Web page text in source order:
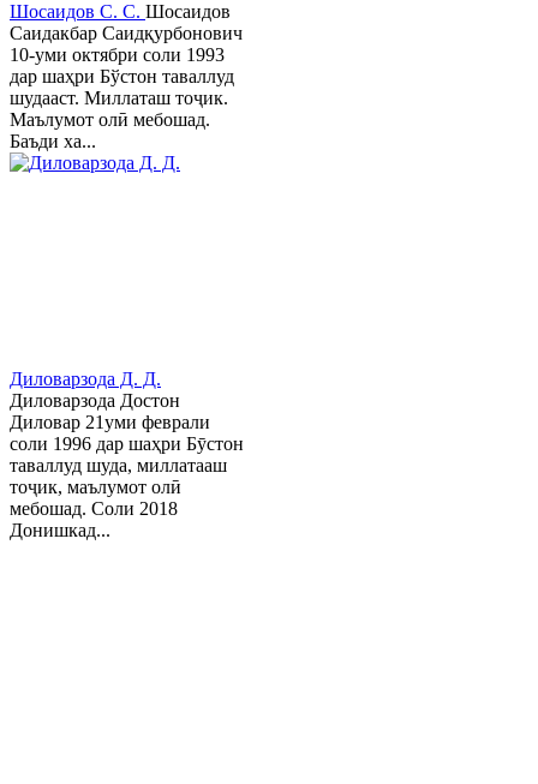
Шосаидов С. С. Шосаидов
Саидакбар Саидқурбонович
10-уми октябри соли 1993
дар шаҳри Бўстон таваллуд
шудааст. Миллаташ тоҷик.
Маълумот олӣ мебошад.
Баъди ха...
Диловарзода Д. Д.
Диловарзода Достон
Диловар 21уми феврали
соли 1996 дар шаҳри Бӯстон
таваллуд шуда, миллатааш
тоҷик, маълумот олӣ
мебошад. Соли 2018
Донишкад...